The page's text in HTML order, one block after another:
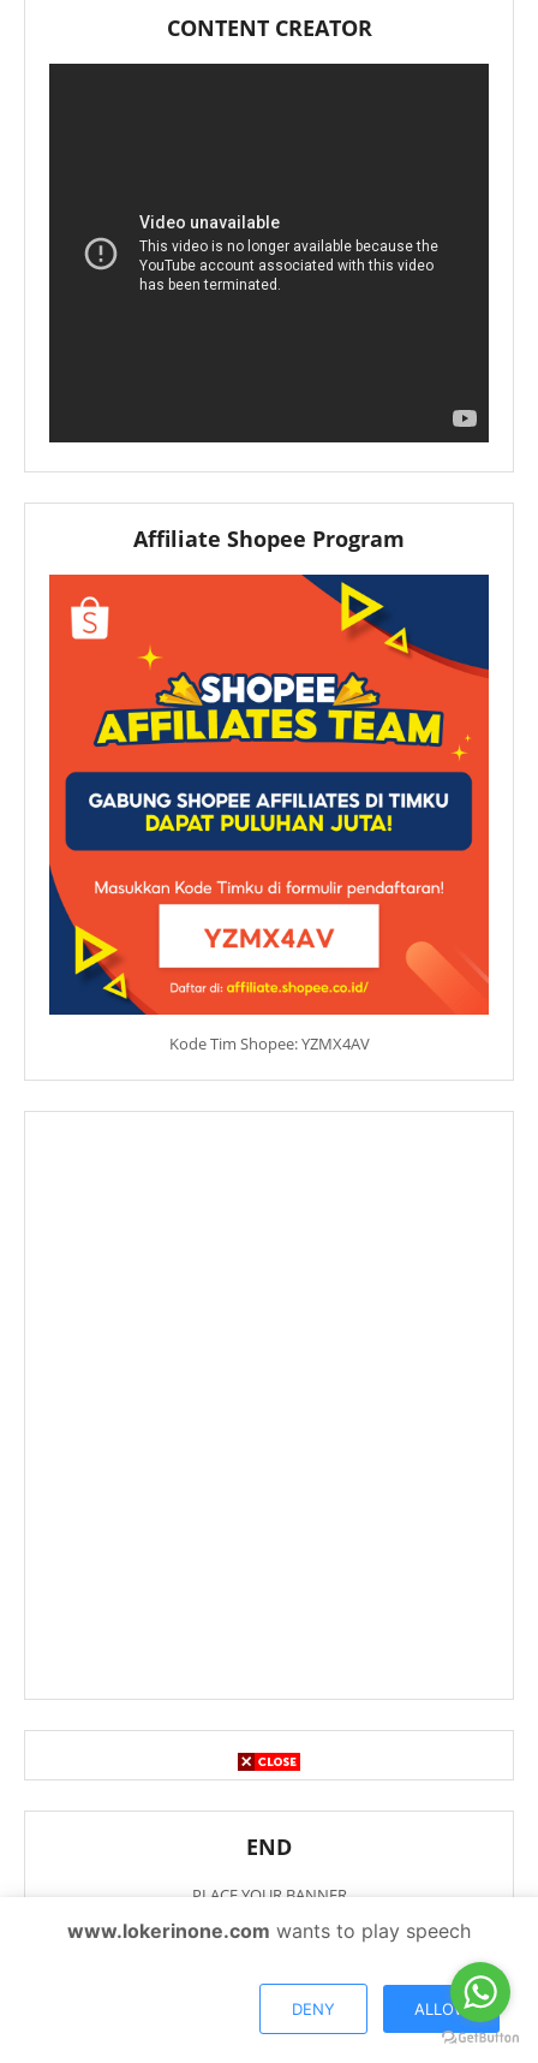
CONTENT CREATOR
Affiliate Shopee Program
Kode Tim Shopee: YZMX4AV
END
PLACE YOUR BANNER
www.lokerinone.com wants to play speech
DENY ALLOW